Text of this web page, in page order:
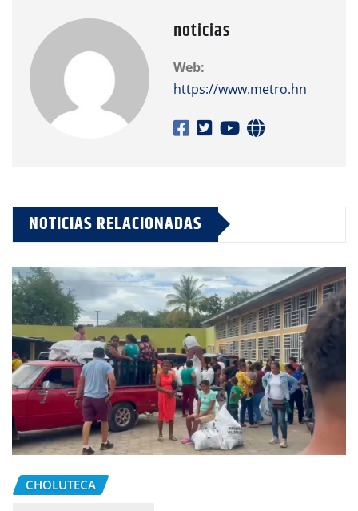
noticias
Web:
https://www.metro.hn
NOTICIAS RELACIONADAS
CHOLUTECA